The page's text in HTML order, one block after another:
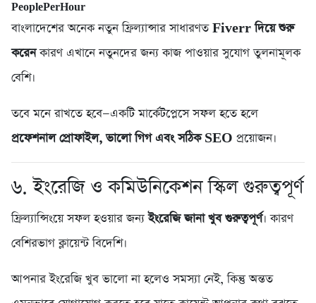
PeoplePerHour
বাংলাদেশের অনেক নতুন ফ্রিল্যান্সার সাধারণতFiverr দিয়ে শুরু
করেনকারণ এখানে নতুনদের জন্য কাজ পাওয়ার সুযোগ তুলনামূলক
বেশি।
তবে মনে রাখতে হবে—একটি মার্কেটপ্লেসে সফল হতে হলে
প্রফেশনাল প্রোফাইল, ভালো গিগ এবং সঠিক SEO প্রয়োজন।
৬. ইংরেজি ও কমিউনিকেশন স্কিল গুরুত্বপূর্ণ
ফ্রিল্যান্সিংয়ে সফল হওয়ার জন্যইংরেজি জানা খুব গুরুত্বপূর্ণ। কারণ
বেশিরভাগ ক্লায়েন্ট বিদেশি।
আপনার ইংরেজি খুব ভালো না হলেও সমস্যা নেই, কিন্তু অন্তত